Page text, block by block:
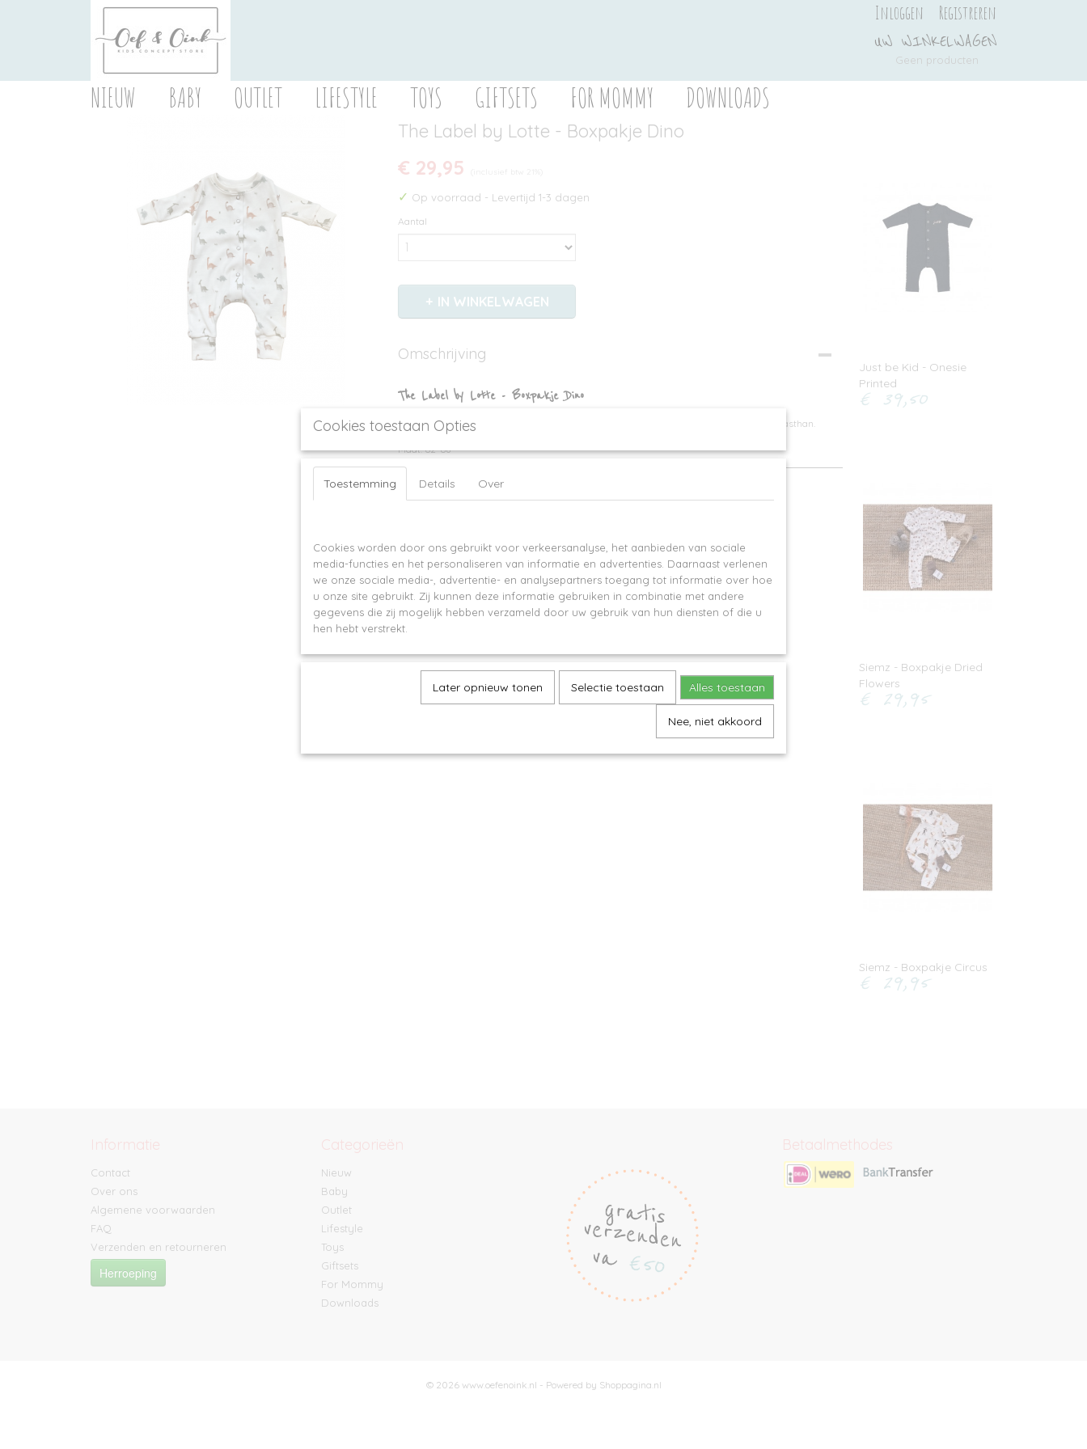
Inloggen Registreren
UW WINKELWAGEN
Geen producten
NIEUW BABY OUTLET LIFESTYLE TOYS GIFTSETS FOR MOMMY DOWNLOADS
The Label by Lotte - Boxpakje Dino
€ 29,95 (inclusief btw 21%)
✓ Op voorraad - Levertijd 1-3 dagen
Aantal
IN WINKELWAGEN
Omschrijving
The Label by Lotte - Boxpakje Dino
Hoe schattig is dit handgemaakte dino boxpakje! Materiaal 95% organic cotton en 5% elasthan.
Maat: 62-68
Just be Kid - Onesie
Printed
€ 39,50
Siemz - Boxpakje Dried
Flowers
€ 29,95
Siemz - Boxpakje Circus
€ 29,95
Informatie
Contact
Over ons
Algemene voorwaarden
FAQ
Verzenden en retourneren
Herroeping
Categorieën
Nieuw
Baby
Outlet
Lifestyle
Toys
Giftsets
For Mommy
Downloads
Betaalmethodes
© 2026 www.oefenoink.nl - Powered by Shoppagina.nl
Cookies toestaan Opties
Toestemming Details Over
Cookies worden door ons gebruikt voor verkeersanalyse, het aanbieden van sociale
media-functies en het personaliseren van informatie en advertenties. Daarnaast verlenen
we onze sociale media-, advertentie- en analysepartners toegang tot informatie over hoe
u onze site gebruikt. Zij kunnen deze informatie gebruiken in combinatie met andere
gegevens die zij mogelijk hebben verzameld door uw gebruik van hun diensten of die u
hen hebt verstrekt.
Later opnieuw tonen Selectie toestaan Alles toestaan
Nee, niet akkoord